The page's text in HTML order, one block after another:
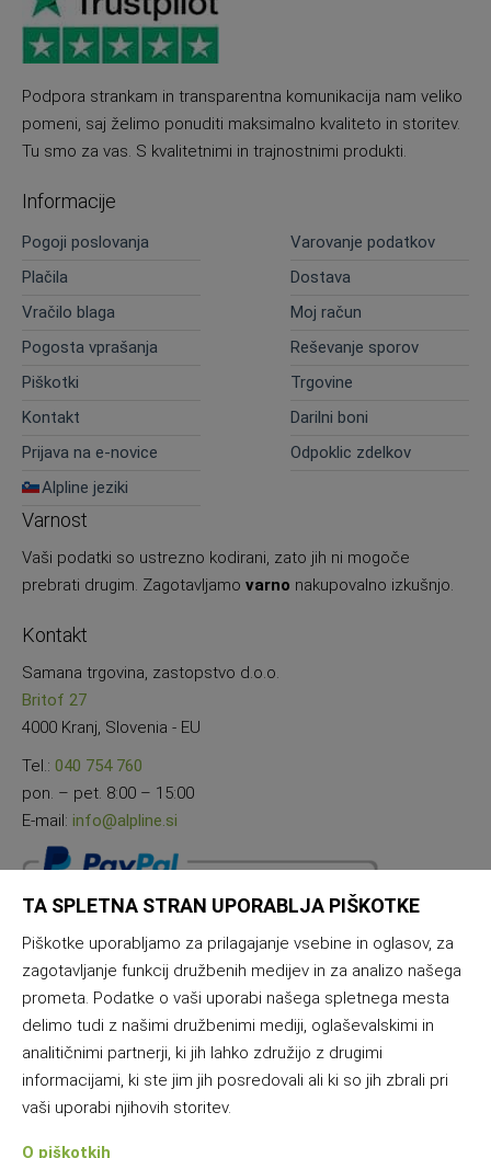
Podpora strankam in transparentna komunikacija nam veliko
pomeni, saj želimo ponuditi maksimalno kvaliteto in storitev.
Tu smo za vas. S kvalitetnimi in trajnostnimi produkti.
Informacije
Pogoji poslovanja
Varovanje podatkov
Plačila
Dostava
Vračilo blaga
Moj račun
Pogosta vprašanja
Reševanje sporov
Piškotki
Trgovine
Kontakt
Darilni boni
Prijava na e-novice
Odpoklic zdelkov
Alpline jeziki
Varnost
Vaši podatki so ustrezno kodirani, zato jih ni mogoče
prebrati drugim. Zagotavljamo varno nakupovalno izkušnjo.
Kontakt
Samana trgovina, zastopstvo d.o.o.
Britof 27
4000 Kranj, Slovenia - EU
Tel.: 040 754 760
pon. – pet. 8:00 – 15:00
E-mail: info@alpline.si
TA SPLETNA STRAN UPORABLJA PIŠKOTKE
Piškotke uporabljamo za prilagajanje vsebine in oglasov, za
zagotavljanje funkcij družbenih medijev in za analizo našega
prometa. Podatke o vaši uporabi našega spletnega mesta
delimo tudi z našimi družbenimi mediji, oglaševalskimi in
analitičnimi partnerji, ki jih lahko združijo z drugimi
informacijami, ki ste jim jih posredovali ali ki so jih zbrali pri
vaši uporabi njihovih storitev.
O piškotkih